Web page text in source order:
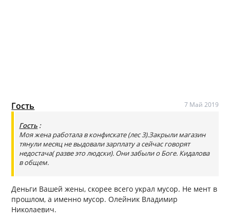
Гость 7 Май 2019
Гость :
Моя жена работала в конфискате (лес 3).Закрыли магазин
тянули месяц не выдовали зарплату а сейчас говорят
недостача( разве это людски). Они забыли о Боге. Кидалова
в общем.
Деньги Вашей жены, скорее всего украл мусор. Не мент в
прошлом, а именно мусор. Олейник Владимир
Николаевич.